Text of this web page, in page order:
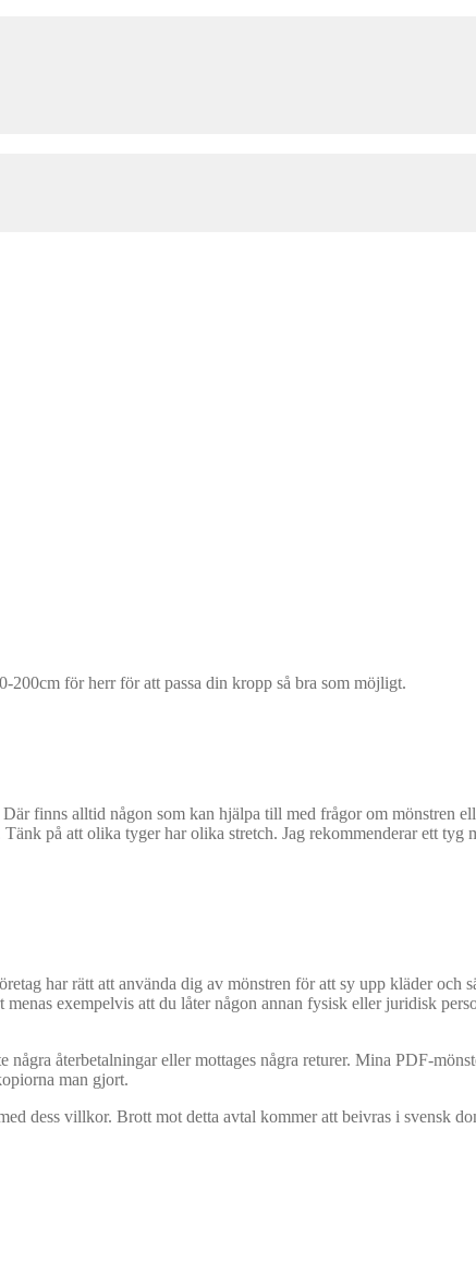
för herr för att passa din kropp så bra som möjligt.
finns alltid någon som kan hjälpa till med frågor om mönstren
på att olika tyger har olika stretch. Jag rekommenderar ett tyg
har rätt att använda dig av mönstren för att sy upp kläder och
exempelvis att du låter någon annan fysisk eller juridisk
återbetalningar eller mottages några returer. Mina PDF-
man gjort.
dess villkor. Brott mot detta avtal kommer att beivras i svensk